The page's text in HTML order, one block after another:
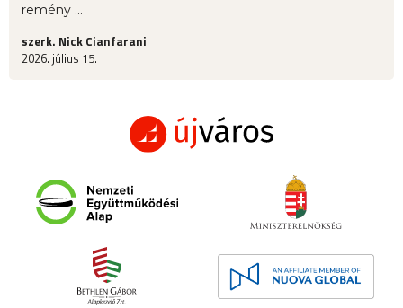
remény ...
szerk. Nick Cianfarani
2026. július 15.